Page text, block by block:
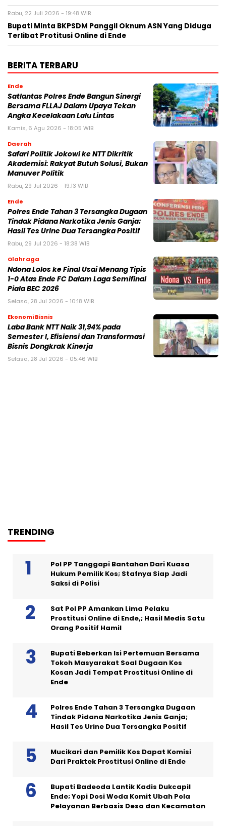
Rabu, 22 Juli 2026 - 19:48 WIB
Bupati Minta BKPSDM Panggil Oknum ASN Yang Diduga
Terlibat Protitusi Online di Ende
BERITA TERBARU
Ende
Satlantas Polres Ende Bangun Sinergi
Bersama FLLAJ Dalam Upaya Tekan
Angka Kecelakaan Lalu Lintas
Kamis, 6 Agu 2026 - 18:05 WIB
Daerah
Safari Politik Jokowi ke NTT Dikritik
Akademisi: Rakyat Butuh Solusi, Bukan
Manuver Politik
Rabu, 29 Jul 2026 - 19:13 WIB
Ende
Polres Ende Tahan 3 Tersangka Dugaan
Tindak Pidana Narkotika Jenis Ganja;
Hasil Tes Urine Dua Tersangka Positif
Rabu, 29 Jul 2026 - 18:38 WIB
Olahraga
Ndona Lolos ke Final Usai Menang Tipis
1-0 Atas Ende FC Dalam Laga Semifinal
Piala BEC 2026
Selasa, 28 Jul 2026 - 10:18 WIB
Ekonomi Bisnis
Laba Bank NTT Naik 31,94% pada
Semester I, Efisiensi dan Transformasi
Bisnis Dongkrak Kinerja
Selasa, 28 Jul 2026 - 05:46 WIB
TRENDING
Pol PP Tanggapi Bantahan Dari Kuasa
Hukum Pemilik Kos; Stafnya Siap Jadi
Saksi di Polisi
Sat Pol PP Amankan Lima Pelaku
Prostitusi Online di Ende,; Hasil Medis Satu
Orang Positif Hamil
Bupati Beberkan Isi Pertemuan Bersama
Tokoh Masyarakat Soal Dugaan Kos
Kosan Jadi Tempat Prostitusi Online di
Ende
Polres Ende Tahan 3 Tersangka Dugaan
Tindak Pidana Narkotika Jenis Ganja;
Hasil Tes Urine Dua Tersangka Positif
Mucikari dan Pemilik Kos Dapat Komisi
Dari Praktek Prostitusi Online di Ende
Bupati Badeoda Lantik Kadis Dukcapil
Ende; Yopi Dosi Woda Komit Ubah Pola
Pelayanan Berbasis Desa dan Kecamatan